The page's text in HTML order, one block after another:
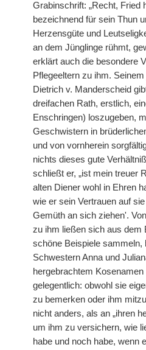
Grabinschrift: „Recht, Fried
bezeichnend für sein Thun
Herzensgüte und
an dem Jünglinge rühmt,
erklärt auch die besondere
Pflegeeltern zu ihm.
Dietrich v. Manderscheid
dreifachen Rath, erstlich,
Enschringen) loszugeben,
Geschwistern in
und von vornherein
nichts dieses gute
schließt er, „ist mein treuer
alten Diener wohl in Ehren
wie er sein Vertrauen auf
Gemüth an sich ziehen'.
zu ihm ließen sich aus dem
schöne Beispiele sammeln,
Schwestern Anna und
hergebrachtem
gelegentlich: obwohl sie
zu bemerken oder ihm
nicht anders, als an „ihren
um ihm zu versichern, wie
habe und noch habe, wenn